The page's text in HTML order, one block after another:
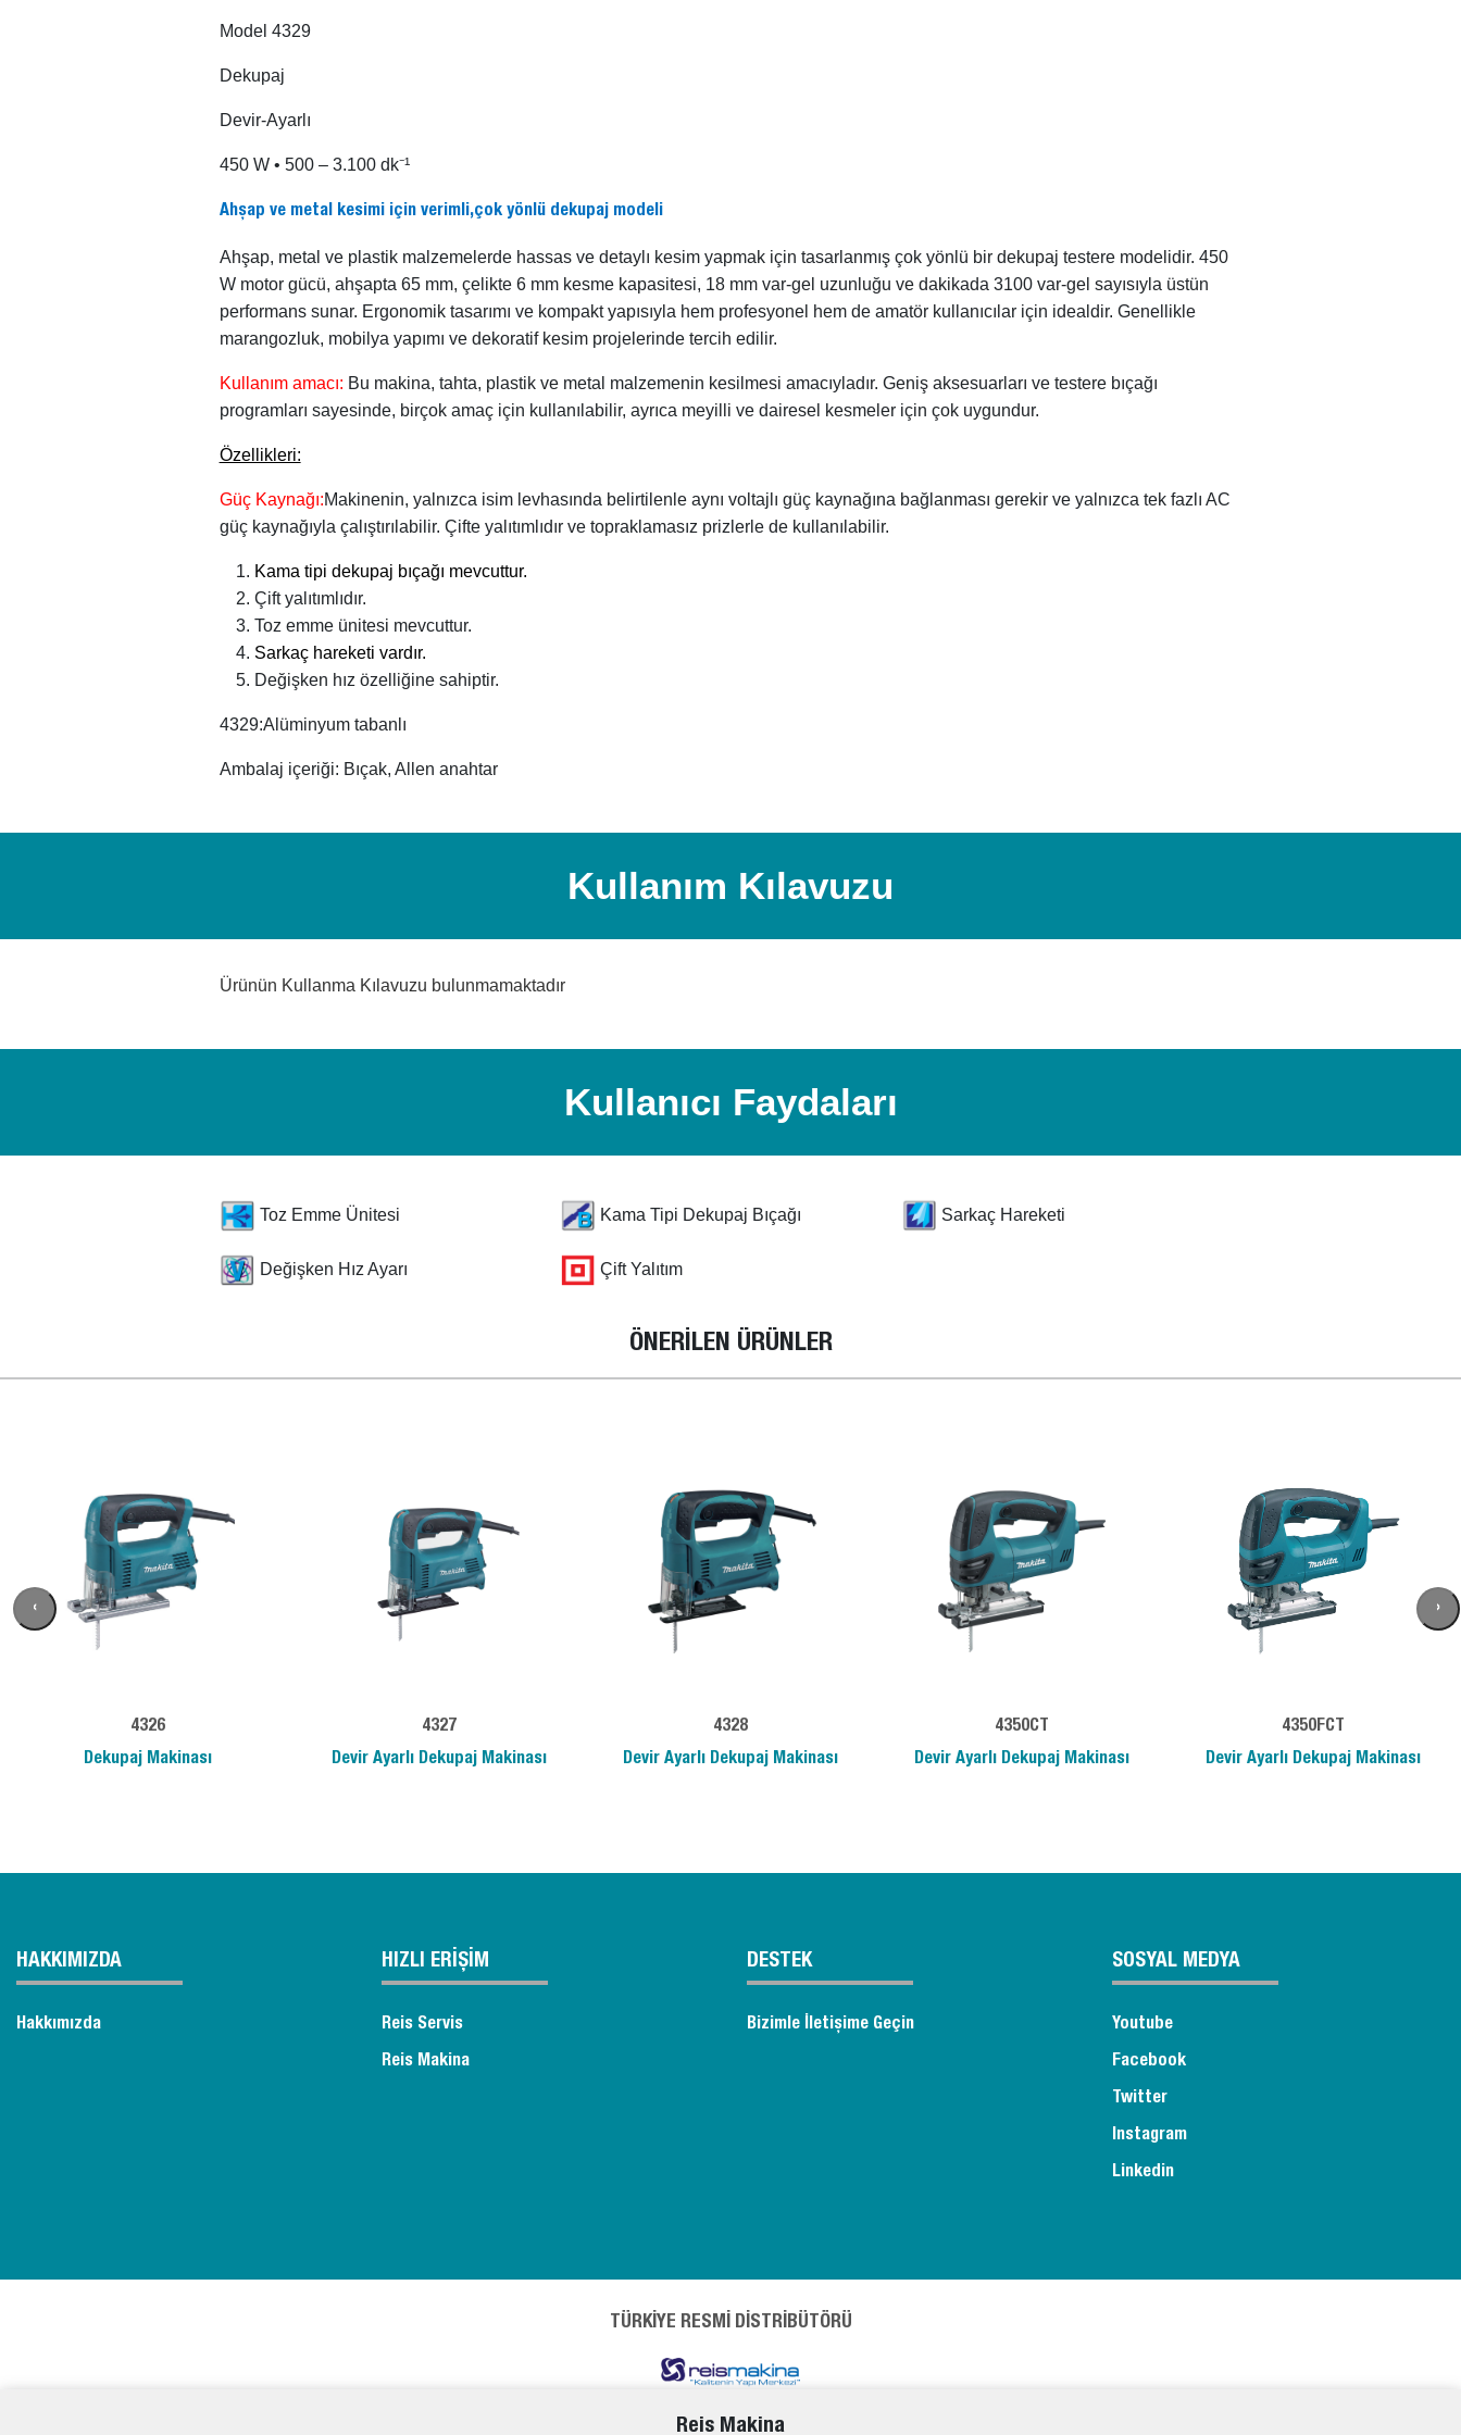
Model 4329
Dekupaj
Devir-Ayarlı
450 W • 500 – 3.100 dk⁻¹
Ahşap ve metal kesimi için verimli,çok yönlü dekupaj modeli
Ahşap, metal ve plastik malzemelerde hassas ve detaylı kesim yapmak için tasarlanmış çok yönlü bir dekupaj testere modelidir. 450
W motor gücü, ahşapta 65 mm, çelikte 6 mm kesme kapasitesi, 18 mm var-gel uzunluğu ve dakikada 3100 var-gel sayısıyla üstün
performans sunar. Ergonomik tasarımı ve kompakt yapısıyla hem profesyonel hem de amatör kullanıcılar için idealdir. Genellikle
marangozluk, mobilya yapımı ve dekoratif kesim projelerinde tercih edilir.
Kullanım amacı: Bu makina, tahta, plastik ve metal malzemenin kesilmesi amacıyladır. Geniş aksesuarları ve testere bıçağı
programları sayesinde, birçok amaç için kullanılabilir, ayrıca meyilli ve dairesel kesmeler için çok uygundur.
Özellikleri:
Güç Kaynağı:Makinenin, yalnızca isim levhasında belirtilenle aynı voltajlı güç kaynağına bağlanması gerekir ve yalnızca tek fazlı AC
güç kaynağıyla çalıştırılabilir. Çifte yalıtımlıdır ve topraklamasız prizlerle de kullanılabilir.
Kama tipi dekupaj bıçağı mevcuttur.
Çift yalıtımlıdır.
Toz emme ünitesi mevcuttur.
Sarkaç hareketi vardır.
Değişken hız özelliğine sahiptir.
4329:Alüminyum tabanlı
Ambalaj içeriği: Bıçak, Allen anahtar
Kullanım Kılavuzu
Ürünün Kullanma Kılavuzu bulunmamaktadır
Kullanıcı Faydaları
Toz Emme Ünitesi Kama Tipi Dekupaj Bıçağı Sarkaç Hareketi
Değişken Hız Ayarı Çift Yalıtım
ÖNERİLEN ÜRÜNLER
4326
Dekupaj Makinası
4327
Devir Ayarlı Dekupaj Makinası
4328
Devir Ayarlı Dekupaj Makinası
4350CT
Devir Ayarlı Dekupaj Makinası
4350FCT
Devir Ayarlı Dekupaj Makinası
‹ ›
HAKKIMIZDA
Hakkımızda
HIZLI ERİŞİM
Reis Servis
Reis Makina
DESTEK
Bizimle İletişime Geçin
SOSYAL MEDYA
Youtube
Facebook
Twitter
Instagram
Linkedin
TÜRKİYE RESMİ DİSTRİBÜTÖRÜ
Reis Makina